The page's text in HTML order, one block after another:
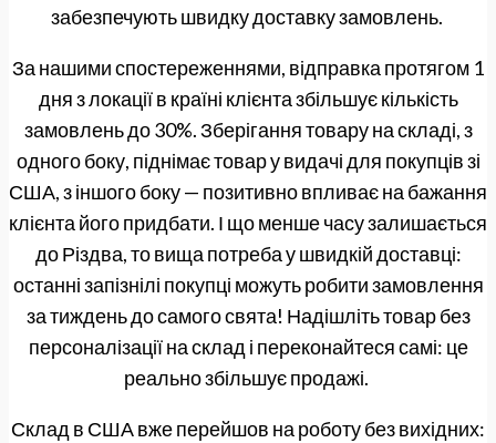
забезпечують швидку доставку замовлень.
За нашими спостереженнями, відправка протягом 1
дня з локації в країні клієнта збільшує кількість
замовлень до 30%. Зберігання товару на складі, з
одного боку, піднімає товар у видачі для покупців зі
США, з іншого боку — позитивно впливає на бажання
клієнта його придбати. І що менше часу залишається
до Різдва, то вища потреба у швидкій доставці:
останні запізнілі покупці можуть робити замовлення
за тиждень до самого свята! Надішліть товар без
персоналізації на склад і переконайтеся самі: це
реально збільшує продажі.
Склад в США вже перейшов на роботу без вихідних: